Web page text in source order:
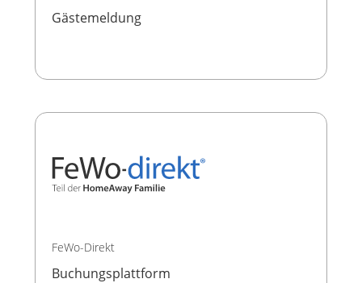
Gästemeldung
FeWo-Direkt
Buchungsplattform